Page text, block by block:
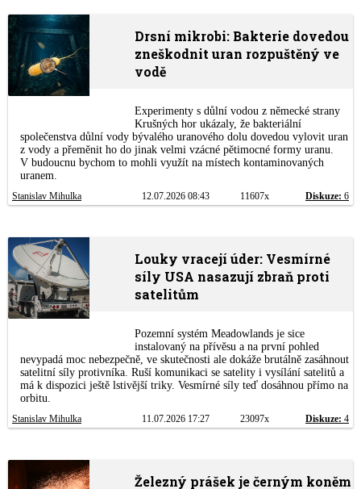
Drsní mikrobi: Bakterie dovedou
zneškodnit uran rozpuštěný ve
vodě
Experimenty s důlní vodou z německé strany
Krušných hor ukázaly, že bakteriální
společenstva důlní vody bývalého uranového dolu dovedou vylovit uran
z vody a přeměnit ho do jinak velmi vzácné pětimocné formy uranu.
V budoucnu bychom to mohli využít na místech kontaminovaných
uranem.
Stanislav Mihulka 12.07.2026 08:43 11607x Diskuze: 6
Louky vracejí úder: Vesmírné
síly USA nasazují zbraň proti
satelitům
Pozemní systém Meadowlands je sice
instalovaný na přívěsu a na první pohled
nevypadá moc nebezpečně, ve skutečnosti ale dokáže brutálně zasáhnout
satelitní síly protivníka. Ruší komunikaci se satelity i vysílání satelitů a
má k dispozici ještě lstivější triky. Vesmírné síly teď dosáhnou přímo na
orbitu.
Stanislav Mihulka 11.07.2026 17:27 23097x Diskuze: 4
Železný prášek je černým koněm